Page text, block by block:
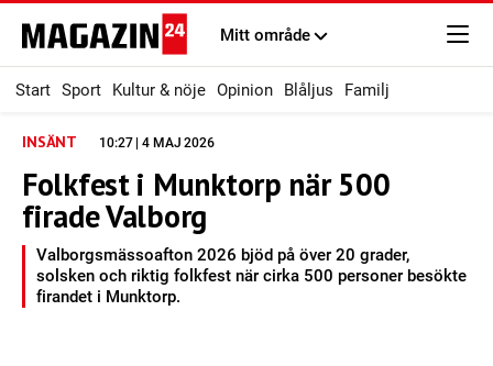
Mitt område
Start Sport Kultur & nöje Opinion Blåljus Familj
INSÄNT 10:27 | 4 MAJ 2026
Folkfest i Munktorp när 500
firade Valborg
Valborgsmässoafton 2026 bjöd på över 20 grader,
solsken och riktig folkfest när cirka 500 personer besökte
firandet i Munktorp.